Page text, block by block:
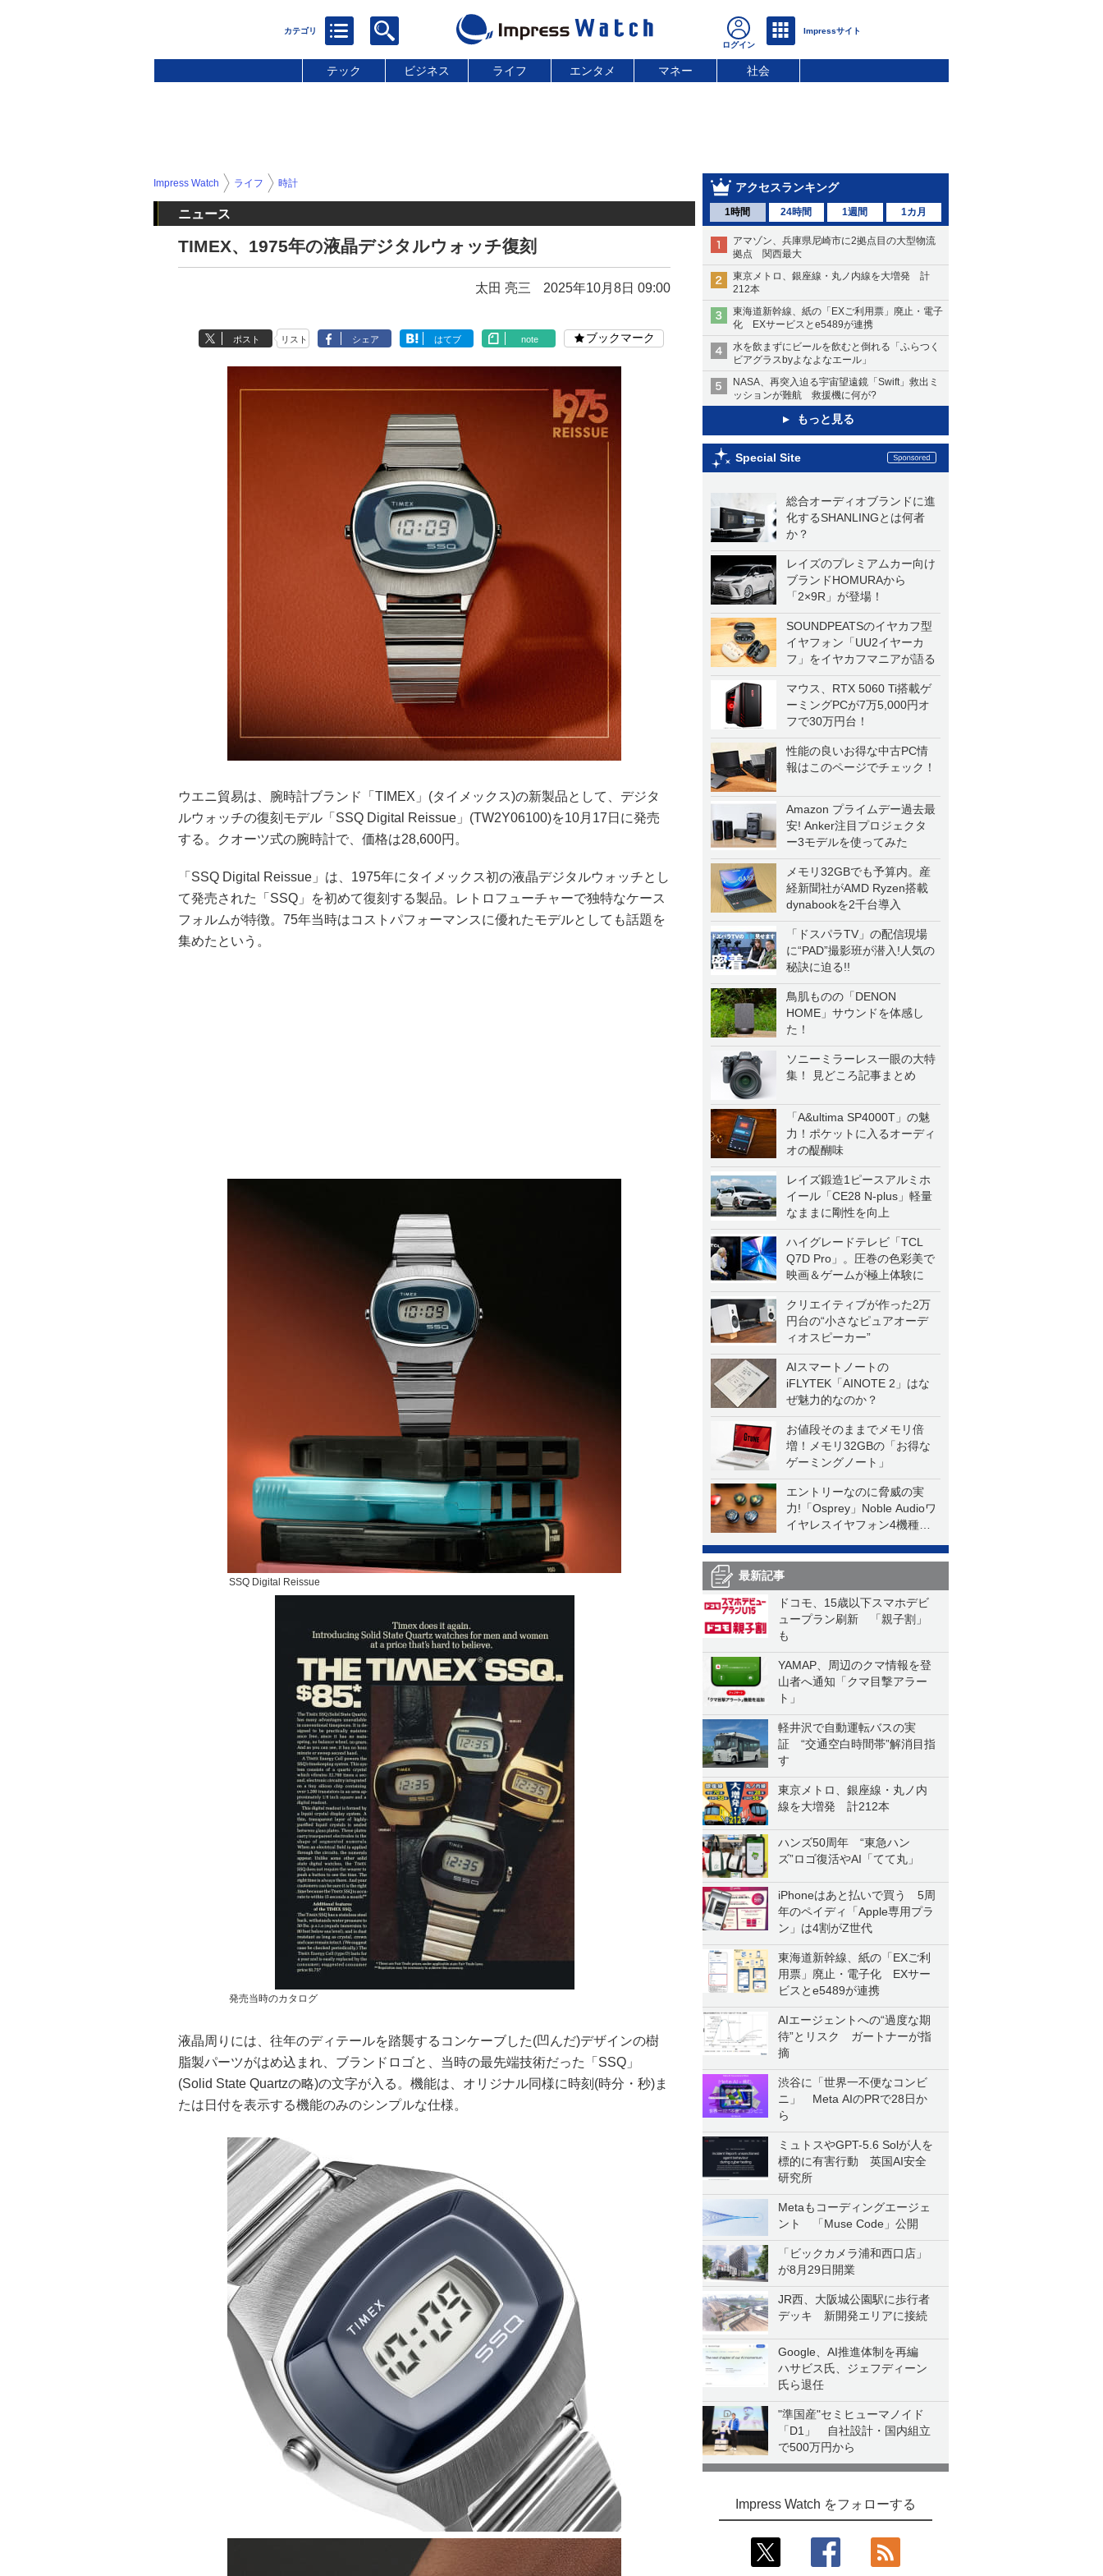
テック ビジネス ライフ エンタメ マネー 社会
アクセスランキング
1時間 24時間 1週間 1カ月
アマゾン、兵庫県尼崎市に2拠点目の大型物流
拠点 関西最大
東京メトロ、銀座線・丸ノ内線を大増発 計
212本
東海道新幹線、紙の「EXご利用票」廃止・電子
化 EXサービスとe5489が連携
水を飲まずにビールを飲むと倒れる「ふらつく
ビアグラスbyよなよなエール」
NASA、再突入迫る宇宙望遠鏡「Swift」救出ミ
ッションが難航 救援機に何が?
もっと見る
Special Site
総合オーディオブランドに進
化するSHANLINGとは何者
か？
レイズのプレミアムカー向け
ブランドHOMURAから
「2×9R」が登場！
SOUNDPEATSのイヤカフ型
イヤフォン「UU2イヤーカ
フ」をイヤカフマニアが語る
マウス、RTX 5060 Ti搭載ゲ
ーミングPCが7万5,000円オ
フで30万円台！
性能の良いお得な中古PC情
報はこのページでチェック！
Amazon プライムデー過去最
安! Anker注目プロジェクタ
ー3モデルを使ってみた
メモリ32GBでも予算内。産
経新聞社がAMD Ryzen搭載
dynabookを2千台導入
「ドスパラTV」の配信現場
に“PAD”撮影班が潜入!人気の
秘訣に迫る!!
鳥肌ものの「DENON
HOME」サウンドを体感し
た！
ソニーミラーレス一眼の大特
集！ 見どころ記事まとめ
「A&ultima SP4000T」の魅
力！ポケットに入るオーディ
オの醍醐味
レイズ鍛造1ピースアルミホ
イール「CE28 N-plus」軽量
なままに剛性を向上
ハイグレードテレビ「TCL
Q7D Pro」。圧巻の色彩美で
映画＆ゲームが極上体験に
クリエイティブが作った2万
円台の“小さなピュアオーデ
ィオスピーカー”
AIスマートノートの
iFLYTEK「AINOTE 2」はな
ぜ魅力的なのか？
お値段そのままでメモリ倍
増！メモリ32GBの「お得な
ゲーミングノート」
エントリーなのに脅威の実
力!「Osprey」Noble Audioワ
イヤレスイヤフォン4機種を
最新記事
ドコモ、15歳以下スマホデビ
ュープラン刷新 「親子割」
も
YAMAP、周辺のクマ情報を登
山者へ通知「クマ目撃アラー
ト」
軽井沢で自動運転バスの実
証 “交通空白時間帯”解消目指
す
東京メトロ、銀座線・丸ノ内
線を大増発 計212本
ハンズ50周年 “東急ハン
ズ”ロゴ復活やAI「てて丸」
iPhoneはあと払いで買う 5周
年のペイディ「Apple専用プラ
ン」は4割がZ世代
東海道新幹線、紙の「EXご利
用票」廃止・電子化 EXサー
ビスとe5489が連携
AIエージェントへの“過度な期
待”とリスク ガートナーが指
摘
渋谷に「世界一不便なコンビ
ニ」 Meta AIのPRで28日か
ら
ミュトスやGPT-5.6 Solが人を
標的に有害行動 英国AI安全
研究所
Metaもコーディングエージェ
ント 「Muse Code」公開
「ビックカメラ浦和西口店」
が8月29日開業
JR西、大阪城公園駅に歩行者
デッキ 新開発エリアに接続
Google、AI推進体制を再編
ハサビス氏、ジェフディーン
氏ら退任
"準国産"セミヒューマノイド
「D1」 自社設計・国内組立
で500万円から
Impress Watch をフォローする
Impress Watch ライフ 時計
ニュース
TIMEX、1975年の液晶デジタルウォッチ復刻
太田 亮三 2025年10月8日 09:00
ポスト リスト シェア はてブ note ブックマーク
ウエニ貿易は、腕時計ブランド「TIMEX」(タイメックス)の新製品として、デジタ
ルウォッチの復刻モデル「SSQ Digital Reissue」(TW2Y06100)を10月17日に発売
する。クオーツ式の腕時計で、価格は28,600円。
「SSQ Digital Reissue」は、1975年にタイメックス初の液晶デジタルウォッチとし
て発売された「SSQ」を初めて復刻する製品。レトロフューチャーで独特なケース
フォルムが特徴。75年当時はコストパフォーマンスに優れたモデルとしても話題を
集めたという。
SSQ Digital Reissue
発売当時のカタログ
液晶周りには、往年のディテールを踏襲するコンケーブした(凹んだ)デザインの樹
脂製パーツがはめ込まれ、ブランドロゴと、当時の最先端技術だった「SSQ」
(Solid State Quartzの略)の文字が入る。機能は、オリジナル同様に時刻(時分・秒)ま
たは日付を表示する機能のみのシンプルな仕様。